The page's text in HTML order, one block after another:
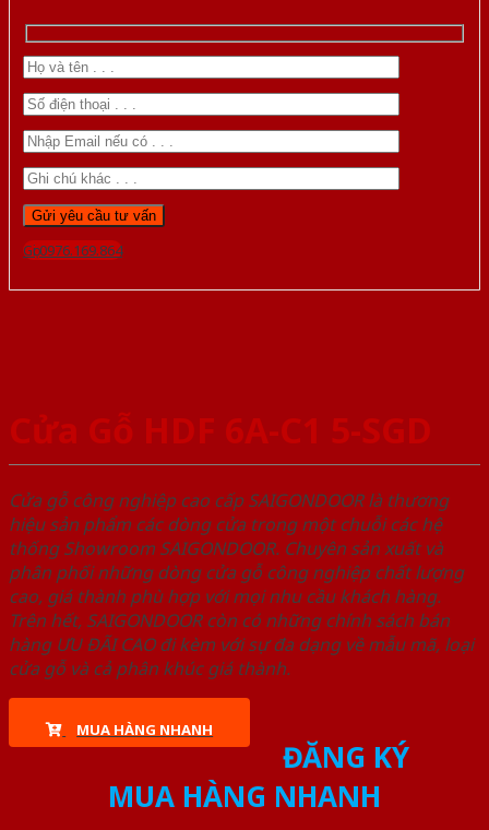
Gọi 0976.169.864
Cửa Gỗ HDF 6A-C1 5-SGD
Cửa gỗ công nghiệp cao cấp SAIGONDOOR là thương
hiệu sản phẩm các dòng cửa trong một chuỗi các hệ
thống Showroom SAIGONDOOR. Chuyên sản xuất và
phân phối những dòng cửa gỗ công nghiệp chất lượng
cao, giá thành phù hợp với mọi nhu cầu khách hàng.
Trên hết, SAIGONDOOR còn có những chính sách bán
hàng ƯU ĐÃI CAO đi kèm với sự đa dạng về mẫu mã, loại
cửa gỗ và cả phân khúc giá thành.
MUA HÀNG NHANH
ĐĂNG KÝ
MUA HÀNG NHANH